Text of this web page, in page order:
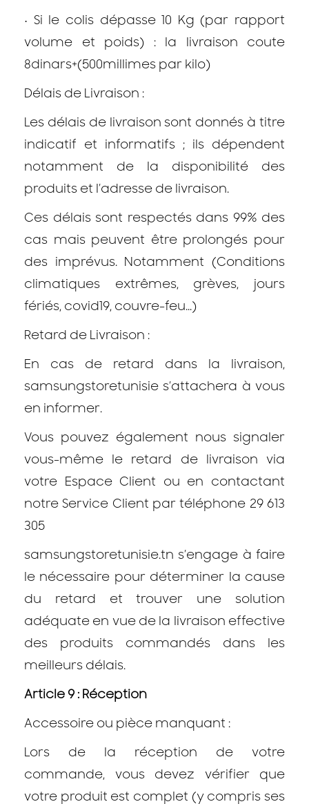
• Si le colis dépasse 10 Kg (par rapport
volume et poids) : la livraison coute
8dinars+(500millimes par kilo)
Délais de Livraison :
Les délais de livraison sont donnés à titre
indicatif et informatifs ; ils dépendent
notamment de la disponibilité des
produits et l’adresse de livraison.
Ces délais sont respectés dans 99% des
cas mais peuvent être prolongés pour
des imprévus. Notamment (Conditions
climatiques extrêmes, grèves, jours
fériés, covid19, couvre-feu...)
Retard de Livraison :
En cas de retard dans la livraison,
samsungstoretunisie s’attachera à vous
en informer.
Vous pouvez également nous signaler
vous-même le retard de livraison via
votre Espace Client ou en contactant
notre Service Client par téléphone 29 613
305
samsungstoretunisie.tn s’engage à faire
le nécessaire pour déterminer la cause
du retard et trouver une solution
adéquate en vue de la livraison effective
des produits commandés dans les
meilleurs délais.
Article 9 : Réception
Accessoire ou pièce manquant :
Lors de la réception de votre
commande, vous devez vérifier que
votre produit est complet (y compris ses